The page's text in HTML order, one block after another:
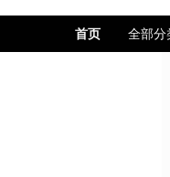
首页 全部分